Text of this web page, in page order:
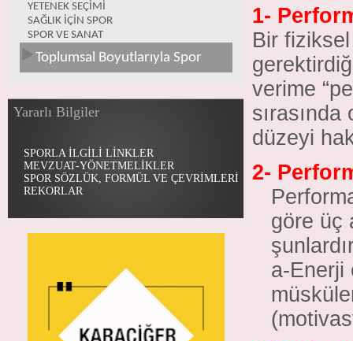
YETENEK SEÇİMİ
SAĞLIK İÇİN SPOR
SPOR VE SANAT
Toplumsal Boyutlarıyla Spor
Yararlı Bilgiler
SPORLA İLGİLİ LİNKLER
MEVZUAT-YÖNETMELİKLER
SPOR SÖZLÜK, FORMÜL VE ÇEVRİMLERİ
REKORLAR
1-
Bir
verime
düzeyi
2-
göre üç
a-Enerji